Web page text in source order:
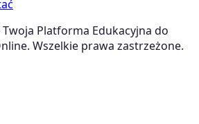
Platforma Edukacyjna do
Wszelkie prawa zastrzeżone.